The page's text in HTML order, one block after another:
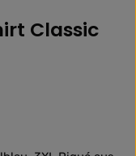
5 Sternen
Classic